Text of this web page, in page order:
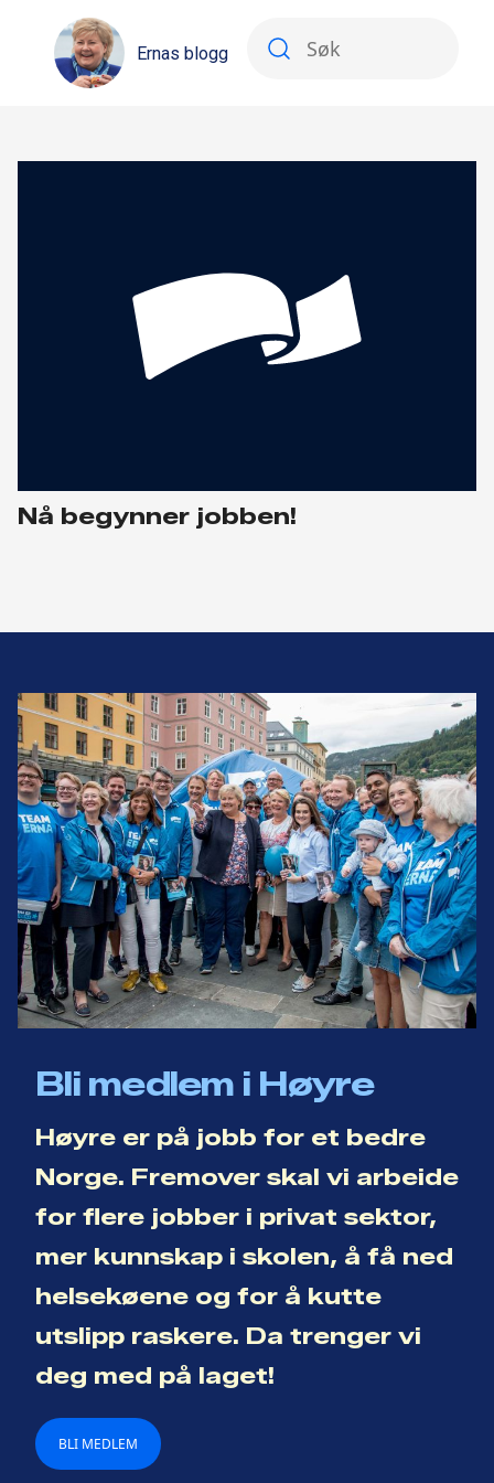
Ernas blogg
Nå begynner jobben!
Bli medlem i Høyre
Høyre er på jobb for et bedre
Norge. Fremover skal vi arbeide
for flere jobber i privat sektor,
mer kunnskap i skolen, å få ned
helsekøene og for å kutte
utslipp raskere. Da trenger vi
deg med på laget!
BLI MEDLEM